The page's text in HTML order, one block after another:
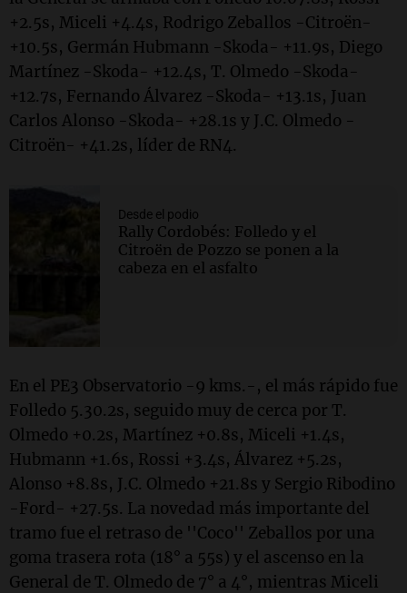
+2.5s, Miceli +4.4s, Rodrigo Zeballos -Citroën-
+10.5s, Germán Hubmann -Skoda- +11.9s, Diego
Martínez -Skoda- +12.4s, T. Olmedo -Skoda-
+12.7s, Fernando Álvarez -Skoda- +13.1s, Juan
Carlos Alonso -Skoda- +28.1s y J.C. Olmedo -
Citroën- +41.2s, líder de RN4.
Desde el podio
Rally Cordobés: Folledo y el
Citroën de Pozzo se ponen a la
cabeza en el asfalto
En el PE3 Observatorio -9 kms.-, el más rápido fue
Folledo 5.30.2s, seguido muy de cerca por T.
Olmedo +0.2s, Martínez +0.8s, Miceli +1.4s,
Hubmann +1.6s, Rossi +3.4s, Álvarez +5.2s,
Alonso +8.8s, J.C. Olmedo +21.8s y Sergio Ribodino
-Ford- +27.5s. La novedad más importante del
tramo fue el retraso de ''Coco'' Zeballos por una
goma trasera rota (18° a 55s) y el ascenso en la
General de T. Olmedo de 7° a 4°, mientras Miceli